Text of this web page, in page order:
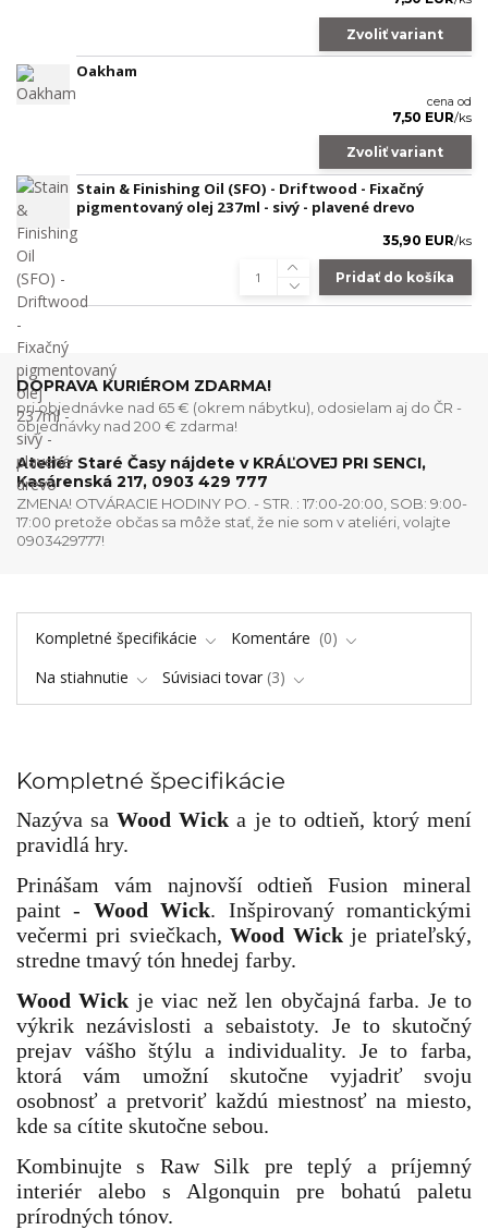
Zvoliť variant
Oakham
cena od
7,50 EUR/ks
Zvoliť variant
Stain & Finishing Oil (SFO) - Driftwood - Fixačný
pigmentovaný olej 237ml - sivý - plavené drevo
35,90 EUR/ks
Pridať do košíka
DOPRAVA KURIÉROM ZDARMA!
pri objednávke nad 65 € (okrem nábytku), odosielam aj do ČR -
objednávky nad 200 € zdarma!
Ateliér Staré Časy nájdete v KRÁĽOVEJ PRI SENCI,
Kasárenská 217, 0903 429 777
ZMENA! OTVÁRACIE HODINY PO. - STR. : 17:00-20:00, SOB: 9:00-
17:00 pretože občas sa môže stať, že nie som v ateliéri, volajte
0903429777!
Kompletné špecifikácie Komentáre
0
Na stiahnutie
Súvisiaci tovar 3
Kompletné špecifikácie
Nazýva saWood Wick a je to odtieň, ktorý mení
pravidlá hry.
Prinášam vám najnovší odtieň Fusion mineral
paint - Wood Wick. Inšpirovaný romantickými
večermi pri sviečkach,Wood Wickje priateľský,
stredne tmavý tón hnedej farby.
Wood Wick je viac než len obyčajná farba. Je to
výkrik nezávislosti a sebaistoty. Je to skutočný
prejav vášho štýlu a individuality. Je to farba,
ktorá vám umožní skutočne vyjadriť svoju
osobnosť a pretvoriť každú miestnosť na miesto,
kde sa cítite skutočne sebou.
Kombinujte s Raw Silk pre teplý a príjemný
interiér alebo s Algonquin pre bohatú paletu
prírodných tónov.